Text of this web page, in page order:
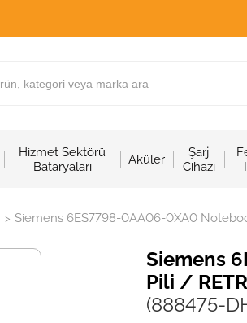
Hizmet Sektörü
Bataryaları
Aküler
Şarj
Cihazı
> Siemens 6ES7798-0AA06-0XA0
Siemens
Pili /
(888475-